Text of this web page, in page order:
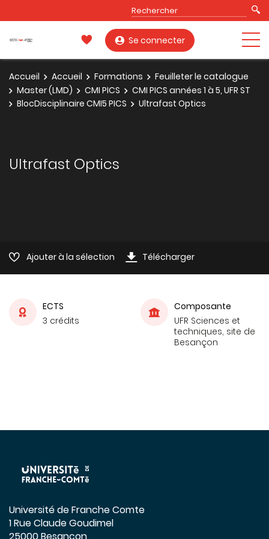
Se connecter
Accueil Accueil Formations
Feuilleter le catalogue
Master (LMD)
CMI PICS
CMI PICS années 1 à 5, UFR ST
BlocDisciplinaire CMI5 PICS
Ultrafast Optics
Ultrafast Optics
Ajouter à la sélection Télécharger
ECTS
3 crédits
Composante
UFR Sciences et
techniques, site de
Besançon
Université de Franche Comte
1 Rue Claude Goudimel
25000 Besançon